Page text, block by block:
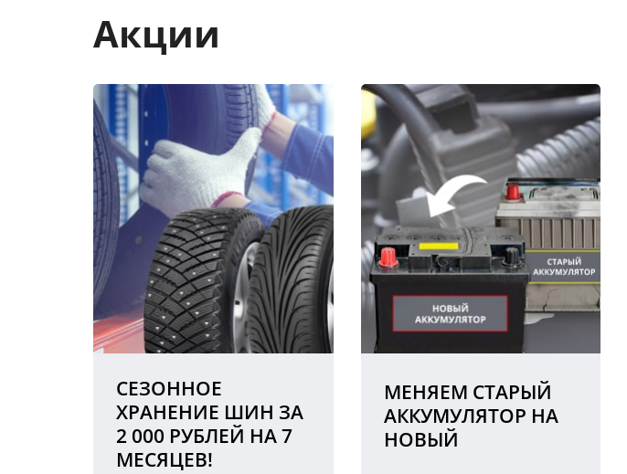
Акции
СЕЗОННОЕ
ХРАНЕНИЕ ШИН ЗА
2 000 РУБЛЕЙ НА 7
МЕСЯЦЕВ!
МЕНЯЕМ СТАРЫЙ
АККУМУЛЯТОР НА
НОВЫЙ